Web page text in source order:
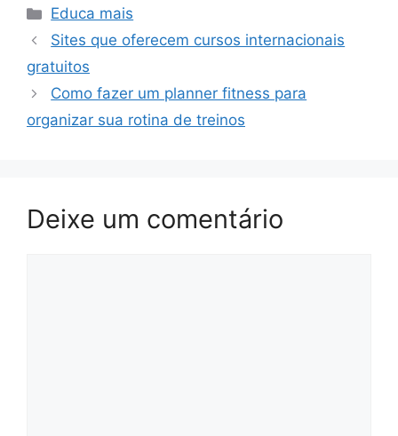
Categorias
Educa mais
Sites que oferecem cursos internacionais
gratuitos
Como fazer um planner fitness para
organizar sua rotina de treinos
Deixe um comentário